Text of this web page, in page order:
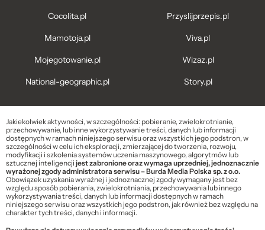
Cocolita.pl
Mamotoja.pl
Mojegotowanie.pl
National-geographic.pl
Przyslijprzepis.pl
Viva.pl
Wizaz.pl
Story.pl
Jakiekolwiek aktywności, w szczególności: pobieranie, zwielokrotnianie,
przechowywanie, lub inne wykorzystywanie treści, danych lub informacji
dostępnych w ramach niniejszego serwisu oraz wszystkich jego podstron, w
szczególności w celu ich eksploracji, zmierzającej do tworzenia, rozwoju,
modyfikacji i szkolenia systemów uczenia maszynowego, algorytmów lub
sztucznej inteligencjijest zabronione oraz wymaga uprzedniej, jednoznacznie
wyrażonej zgody administratora serwisu – Burda Media Polska sp. z o.o.
Obowiązek uzyskania wyraźnej i jednoznacznej zgody wymagany jest bez
względu sposób pobierania, zwielokrotniania, przechowywania lub innego
wykorzystywania treści, danych lub informacji dostępnych w ramach
niniejszego serwisu oraz wszystkich jego podstron, jak również bez względu na
charakter tych treści, danych i informacji.